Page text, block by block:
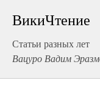
ВикиЧтение
Статьи разных лет
Вацуро Вадим